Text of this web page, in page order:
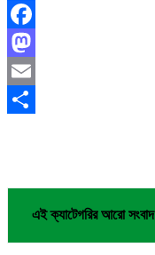
Facebook
Mastodon
Email
এই ক্যাটেগরির আরো সংবাদ